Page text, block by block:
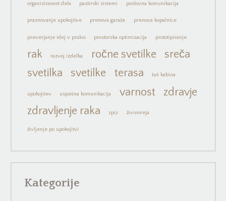
organiziranost dela pastirski sistemi poslovna komunikacija
praznovanje upokojitve prenova garaže prenova kopalnice
preverjanje idej v praksi prostorska optimizacija prototipiranje
rak razvoj izdelka ročne svetilke
sreča
svetilka
svetilke terasa tuš kabina
upokojitev uspešna komunikacija varnost
zdravje
zdravljenje raka
zpiz živinoreja
življenje po upokojitvi
Kategorije